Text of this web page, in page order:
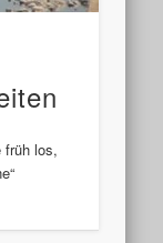
früh los,